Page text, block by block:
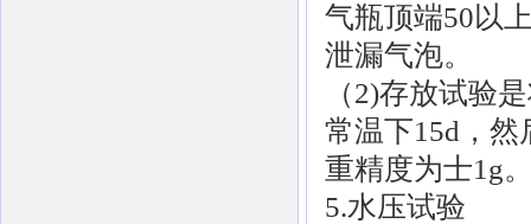
气瓶顶端50以
泄漏气泡。
（2)存放试验
常温下15d，
重精度为士1g
5.水压试验